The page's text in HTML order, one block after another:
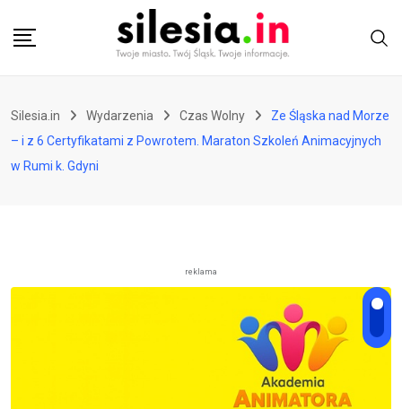
Silesia.in Wydarzenia Czas Wolny
Ze Śląska nad Morze
– i z 6 Certyfikatami z Powrotem. Maraton Szkoleń Animacyjnych
w Rumi k. Gdyni
reklama